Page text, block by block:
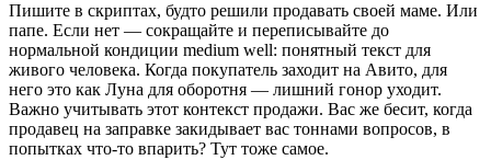
Пишите в скриптах, будто решили продавать своей маме. Или
папе. Если нет — сокращайте и переписывайте до
нормальной кондиции medium well: понятный текст для
живого человека. Когда покупатель заходит на Авито, для
него это как Луна для оборотня — лишний гонор уходит.
Важно учитывать этот контекст продажи. Вас же бесит, когда
продавец на заправке закидывает вас тоннами вопросов, в
попытках что-то впарить? Тут тоже самое.